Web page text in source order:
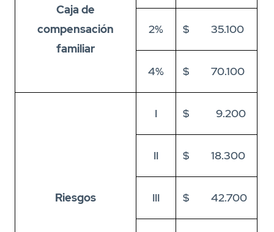
Caja de
compensación
familiar
2% $ 35.100
4% $ 70.100
Riesgos
I $ 9.200
II $ 18.300
III $ 42.700